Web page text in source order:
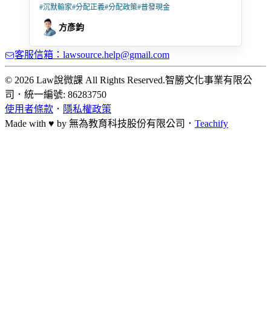
#沉默輸家#分配正義#分配政策#普發現金
方彥鈞
客服信箱：lawsource.help@gmail.com
© 2026 Law說微課 All Rights Reserved.智勝文化事業有限公
司 ． 統一編號: 86283750
使用者條款 ． 隱私權政策
Made with ♥ by 無為教育科技股份有限公司． Teachify